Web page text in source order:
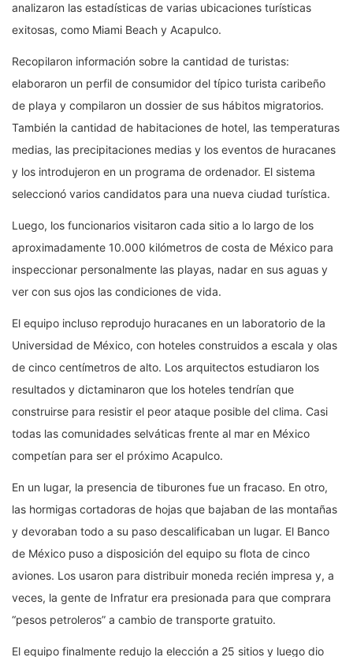
analizaron las estadísticas de varias ubicaciones turísticas
exitosas, como Miami Beach y Acapulco.
Recopilaron información sobre la cantidad de turistas:
elaboraron un perfil de consumidor del típico turista caribeño
de playa y compilaron un dossier de sus hábitos migratorios.
También la cantidad de habitaciones de hotel, las temperaturas
medias, las precipitaciones medias y los eventos de huracanes
y los introdujeron en un programa de ordenador. El sistema
seleccionó varios candidatos para una nueva ciudad turística.
Luego, los funcionarios visitaron cada sitio a lo largo de los
aproximadamente 10.000 kilómetros de costa de México para
inspeccionar personalmente las playas, nadar en sus aguas y
ver con sus ojos las condiciones de vida.
El equipo incluso reprodujo huracanes en un laboratorio de la
Universidad de México, con hoteles construidos a escala y olas
de cinco centímetros de alto. Los arquitectos estudiaron los
resultados y dictaminaron que los hoteles tendrían que
construirse para resistir el peor ataque posible del clima. Casi
todas las comunidades selváticas frente al mar en México
competían para ser el próximo Acapulco.
En un lugar, la presencia de tiburones fue un fracaso. En otro,
las hormigas cortadoras de hojas que bajaban de las montañas
y devoraban todo a su paso descalificaban un lugar. El Banco
de México puso a disposición del equipo su flota de cinco
aviones. Los usaron para distribuir moneda recién impresa y, a
veces, la gente de Infratur era presionada para que comprara
“pesos petroleros” a cambio de transporte gratuito.
El equipo finalmente redujo la elección a 25 sitios y luego dio